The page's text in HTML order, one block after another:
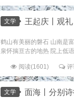
文学 王起庆丨观礼️
鹤山有美丽的磐石 山南是
泉怀揣亘古的地热 院上低
阅读(1601) 评
文学 面海丨分别